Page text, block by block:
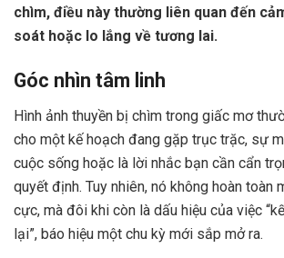
chìm, điều này thường liên quan đến
soát hoặc lo lắng về tương lai.
Góc nhìn tâm linh
Hình ảnh thuyền bị chìm trong giấc mơ
cho một kế hoạch đang gặp trục trặc, sự
cuộc sống hoặc là lời nhắc bạn cần cẩn
quyết định. Tuy nhiên, nó không hoàn toàn
cực, mà đôi khi còn là dấu hiệu của việc
lại”, báo hiệu một chu kỳ mới sắp mở ra.